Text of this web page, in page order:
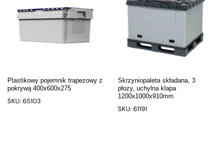
Plastikowy pojemnik trapezowy z
pokrywą 400x600x275
SKU: 65103
Skrzyniopaleta składana, 3
płozy, uchylna klapa
1200x1000x910mm
SKU: 61191